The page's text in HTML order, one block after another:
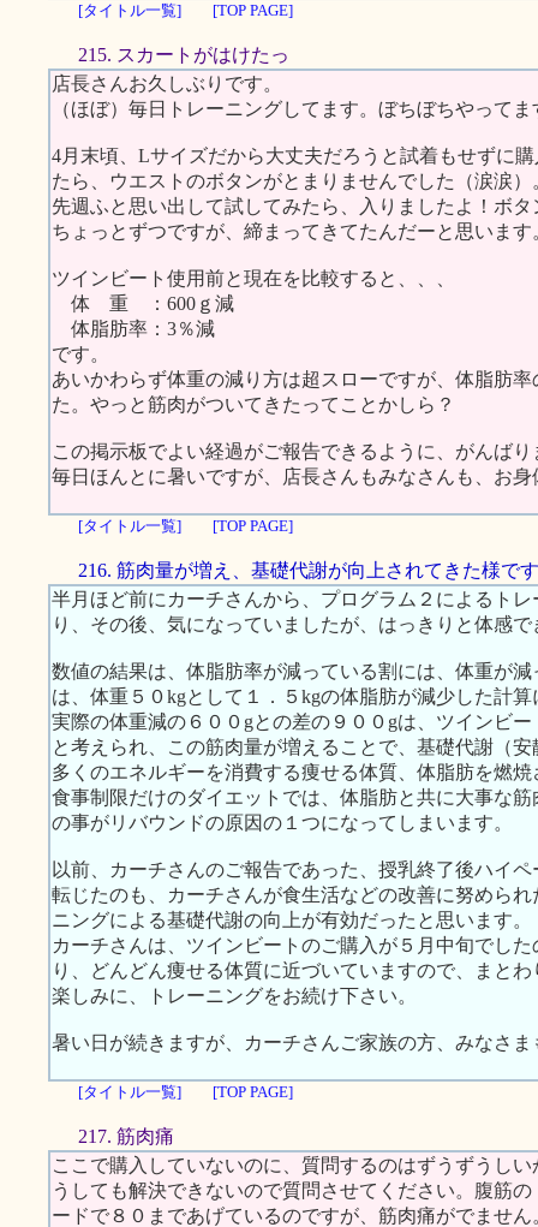
[タイトル一覧] [TOP PAGE]
215. スカートがはけたっ
店長さんお久しぶりです。
（ほぼ）毎日トレーニングしてます。ぼちぼちやってま
4月末頃、Lサイズだから大丈夫だろうと試着もせずに
たら、ウエストのボタンがとまりませんでした（涙涙）
先週ふと思い出して試してみたら、入りましたよ！ボ
ちょっとずつですが、締まってきてたんだーと思います
ツインビート使用前と現在を比較すると、、、
体 重 ：600ｇ減
体脂肪率：3％減
です。
あいかわらず体重の減り方は超スローですが、体脂肪
た。やっと筋肉がついてきたってことかしら？
この掲示板でよい経過がご報告できるように、がんばり
毎日ほんとに暑いですが、店長さんもみなさんも、お
[タイトル一覧] [TOP PAGE]
216. 筋肉量が増え、基礎代謝が向上されてきた様で
半月ほど前にカーチさんから、プログラム２によるト
り、その後、気になっていましたが、はっきりと体感
数値の結果は、体脂肪率が減っている割には、体重が
は、体重５０kgとして１．５kgの体脂肪が減少した計
実際の体重減の６００gとの差の９００gは、ツインビ
と考えられ、この筋肉量が増えることで、基礎代謝（
多くのエネルギーを消費する痩せる体質、体脂肪を燃
食事制限だけのダイエットでは、体脂肪と共に大事な
の事がリバウンドの原因の１つになってしまいます。
以前、カーチさんのご報告であった、授乳終了後ハイ
転じたのも、カーチさんが食生活などの改善に努めら
ニングによる基礎代謝の向上が有効だったと思います。
カーチさんは、ツインビートのご購入が５月中旬でし
り、どんどん痩せる体質に近づいていますので、まと
楽しみに、トレーニングをお続け下さい。
暑い日が続きますが、カーチさんご家族の方、みなさ
[タイトル一覧] [TOP PAGE]
217. 筋肉痛
ここで購入していないのに、質問するのはずうずうし
うしても解決できないので質問させてください。腹筋
ードで８０まであげているのですが、筋肉痛がでませ